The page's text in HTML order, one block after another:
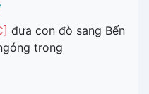
đưa con đò sang Bến
trong